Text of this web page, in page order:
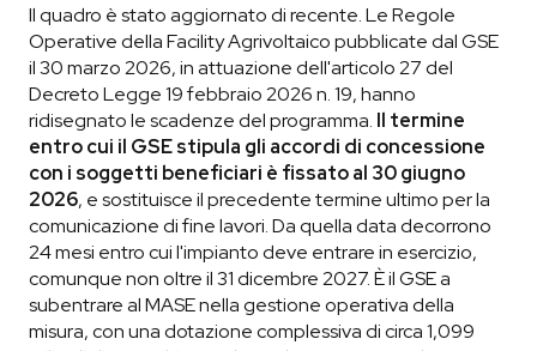
Il quadro è stato aggiornato di recente. Le Regole
Operative della Facility Agrivoltaico pubblicate dal GSE
il 30 marzo 2026, in attuazione dell'articolo 27 del
Decreto Legge 19 febbraio 2026 n. 19, hanno
ridisegnato le scadenze del programma. Il termine
entro cui il GSE stipula gli accordi di concessione
con i soggetti beneficiari è fissato al 30 giugno
2026, e sostituisce il precedente termine ultimo per la
comunicazione di fine lavori. Da quella data decorrono
24 mesi entro cui l'impianto deve entrare in esercizio,
comunque non oltre il 31 dicembre 2027. È il GSE a
subentrare al MASE nella gestione operativa della
misura, con una dotazione complessiva di circa 1,099